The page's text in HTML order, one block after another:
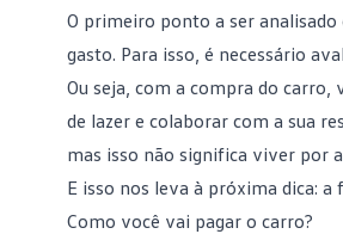
O primeiro ponto a ser analisado
gasto. Para isso, é necessário
Ou seja, com a compra do
de lazer e colaborar com a sua
mas isso não significa viver por
E isso nos leva à próxima dica:
Como você vai pagar o carro?